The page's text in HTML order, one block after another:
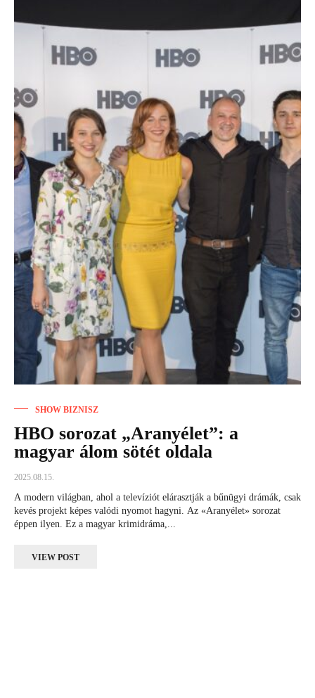
SHOW BIZNISZ
HBO sorozat „Aranyélet”: a
magyar álom sötét oldala
2025.08.15.
A modern világban, ahol a televíziót elárasztják a bűnügyi drámák, csak
kevés projekt képes valódi nyomot hagyni. Az «Aranyélet» sorozat
éppen ilyen. Ez a magyar krimidráma,...
VIEW POST